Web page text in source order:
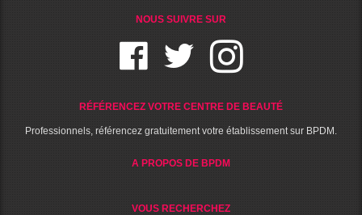
NOUS SUIVRE SUR
RÉFÉRENCEZ VOTRE CENTRE DE BEAUTÉ
Professionnels, référencez gratuitement votre établissement sur BPDM.
A PROPOS DE BPDM
VOUS RECHERCHEZ